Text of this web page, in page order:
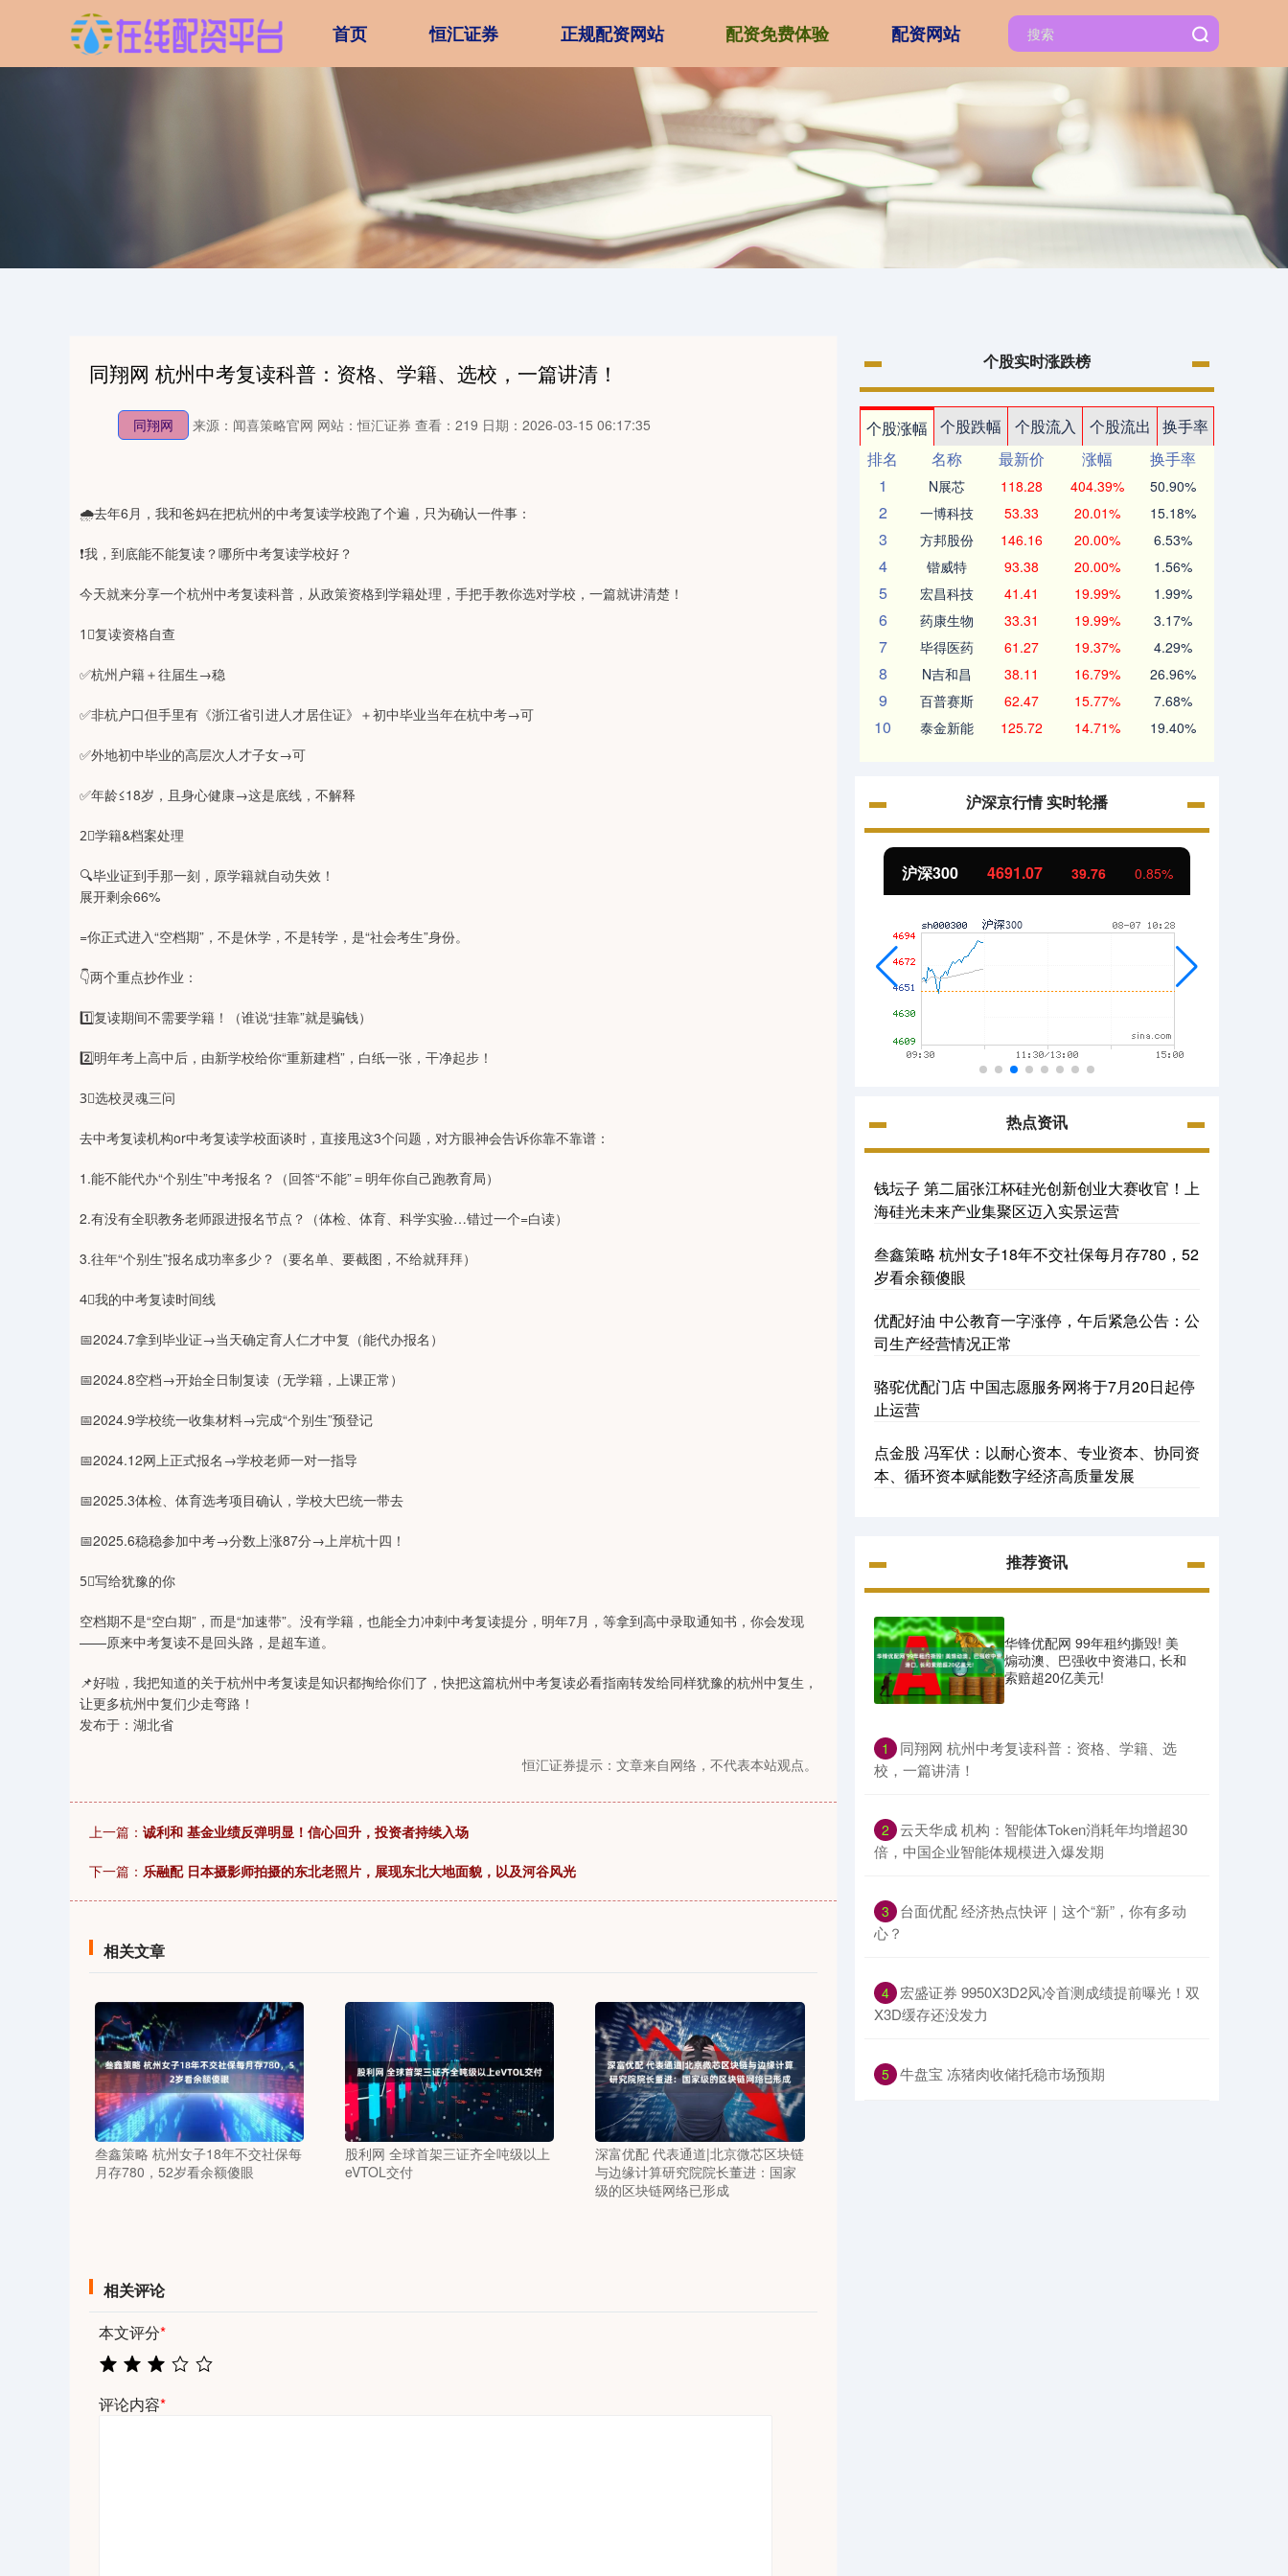
首页 恒汇证券 正规配资网站 配资免费体验 配资网站
同翔网 杭州中考复读科普：资格、学籍、选校，一篇讲清！
同翔网 来源：闻喜策略官网 网站：恒汇证券 查看：219 日期：2026-03-15 06:17:35
🌧️去年6月，我和爸妈在把杭州的中考复读学校跑了个遍，只为确认一件事：
❗我，到底能不能复读？哪所中考复读学校好？
今天就来分享一个杭州中考复读科普，从政策资格到学籍处理，手把手教你选对学校，一篇就讲清楚！
1⃣复读资格自查
✅杭州户籍＋往届生→稳
✅非杭户口但手里有《浙江省引进人才居住证》＋初中毕业当年在杭中考→可
✅外地初中毕业的高层次人才子女→可
✅年龄≤18岁，且身心健康→这是底线，不解释
2⃣学籍&档案处理
🔍毕业证到手那一刻，原学籍就自动失效！
展开剩余66%
=你正式进入“空档期”，不是休学，不是转学，是“社会考生”身份。
👇两个重点抄作业：
1️⃣复读期间不需要学籍！（谁说“挂靠”就是骗钱）
2️⃣明年考上高中后，由新学校给你“重新建档”，白纸一张，干净起步！
3⃣选校灵魂三问
去中考复读机构or中考复读学校面谈时，直接甩这3个问题，对方眼神会告诉你靠不靠谱：
1.能不能代办“个别生”中考报名？（回答“不能”＝明年你自己跑教育局）
2.有没有全职教务老师跟进报名节点？（体检、体育、科学实验…错过一个=白读）
3.往年“个别生”报名成功率多少？（要名单、要截图，不给就拜拜）
4⃣我的中考复读时间线
📅2024.7拿到毕业证→当天确定育人仁才中复（能代办报名）
📅2024.8空档→开始全日制复读（无学籍，上课正常）
📅2024.9学校统一收集材料→完成“个别生”预登记
📅2024.12网上正式报名→学校老师一对一指导
📅2025.3体检、体育选考项目确认，学校大巴统一带去
📅2025.6稳稳参加中考→分数上涨87分→上岸杭十四！
5⃣写给犹豫的你
空档期不是“空白期”，而是“加速带”。没有学籍，也能全力冲刺中考复读提分，明年7月，等拿到高中录取通知书，你会发现
——原来中考复读不是回头路，是超车道。
📌好啦，我把知道的关于杭州中考复读是知识都掏给你们了，快把这篇杭州中考复读必看指南转发给同样犹豫的杭州中复生，
让更多杭州中复们少走弯路！
发布于：湖北省
恒汇证券提示：文章来自网络，不代表本站观点。
上一篇： 诚利和 基金业绩反弹明显！信心回升，投资者持续入场
下一篇： 乐融配 日本摄影师拍摄的东北老照片，展现东北大地面貌，以及河谷风光
相关文章
叁鑫策略 杭州女子18年不交社保每
月存780，52岁看余额傻眼
股利网 全球首架三证齐全吨级以上
eVTOL交付
深富优配 代表通道|北京微芯区块链
与边缘计算研究院院长董进：国家
级的区块链网络已形成
相关评论
本文评分*
评论内容*
个股实时涨跌榜
个股涨幅 个股跌幅 个股流入 个股流出
换手率
排名
名称 最新价 涨幅
换手率
1
N展芯 118.28 404.39% 50.90%
2 一博科技 53.33 20.01% 15.18%
3 方邦股份 146.16 20.00% 6.53%
4 锴威特 93.38 20.00% 1.56%
5 宏昌科技 41.41 19.99% 1.99%
6 药康生物 33.31 19.99% 3.17%
7 毕得医药 61.27 19.37% 4.29%
8 N吉和昌 38.11 16.79% 26.96%
9 百普赛斯 62.47 15.77% 7.68%
10 泰金新能 125.72 14.71% 19.40%
沪深京行情 实时轮播
0.29% 深证成指 14259.33 北证50 1118.45 -4.42 -0.39%
热点资讯
钱坛子 第二届张江杯硅光创新创业大赛收官！上
海硅光未来产业集聚区迈入实景运营
叁鑫策略 杭州女子18年不交社保每月存780，52
岁看余额傻眼
优配好油 中公教育一字涨停，午后紧急公告：公
司生产经营情况正常
骆驼优配门店 中国志愿服务网将于7月20日起停
止运营
点金股 冯军伏：以耐心资本、专业资本、协同资
本、循环资本赋能数字经济高质量发展
推荐资讯
华锋优配网 99年租约撕毁! 美
煽动澳、巴强收中资港口, 长和
索赔超20亿美元!
1
​同翔网 杭州中考复读科普：资格、学籍、选
校，一篇讲清！
2
​云天华成 机构：智能体Token消耗年均增超30
倍，中国企业智能体规模进入爆发期
3
​台面优配 经济热点快评｜这个“新”，你有多动
心？
4 ​宏盛证券 9950X3D2风冷首测成绩提前曝光！双
X3D缓存还没发力
5 ​牛盘宝 冻猪肉收储托稳市场预期